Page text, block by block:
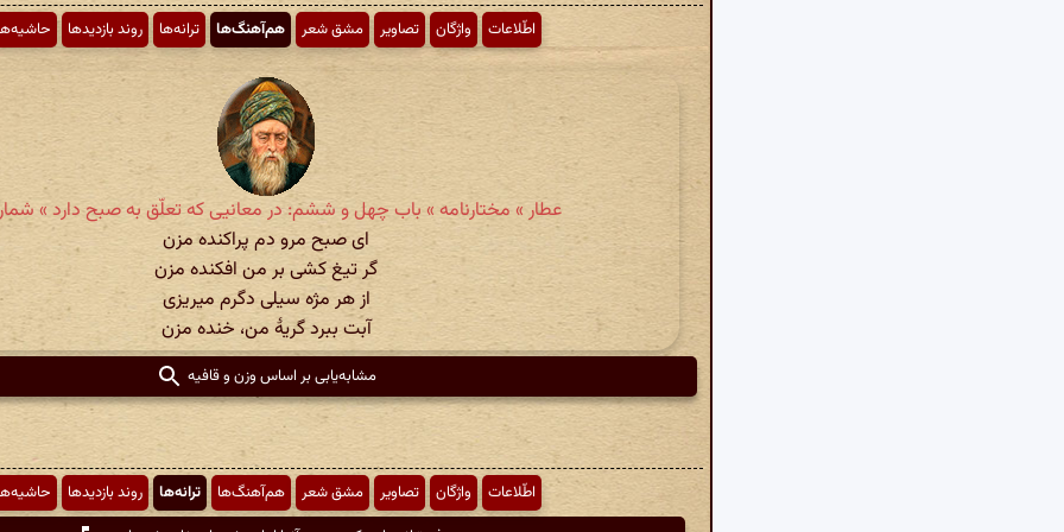
اطّلاعات واژگان تصاویر مشق شعر هم‌آهنگ‌ها ترانه‌ها روند بازدیدها
عطار » مختارنامه » باب چهل و ششم: در معانیی كه تعلّق به صبح دارد » شمارهٔ
ای صبح مرو دم پراکنده مزن
گر تیغ کشی بر من افکنده مزن
از هر مژه سیلی دگرم میریزی
آبت ببرد گریهٔ من، خنده مزن
مشابه‌یابی بر اساس وزن و قافیه
اطّلاعات واژگان تصاویر مشق شعر هم‌آهنگ‌ها ترانه‌ها روند بازدیدها